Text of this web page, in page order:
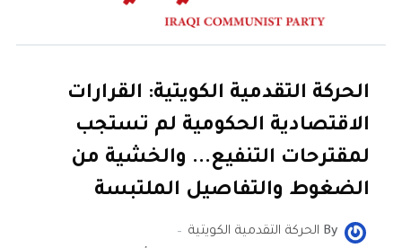
الحركة التقدمية الكويتية: القرارات
الاقتصادية الحكومية لم تستجب
لمقترحات التنفيع... والخشية من
الضغوط والتفاصيل الملتبسة
By الحركة التقدمية الكويتية